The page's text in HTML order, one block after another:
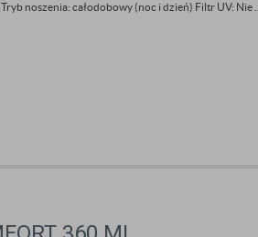
noszenia: całodobowy (noc i dzień) Filtr UV: Nie ...